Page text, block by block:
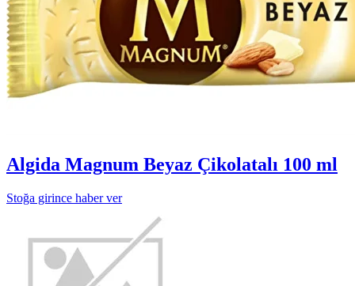
Algida Magnum Beyaz Çikolatalı 100 ml
Stoğa girince haber ver